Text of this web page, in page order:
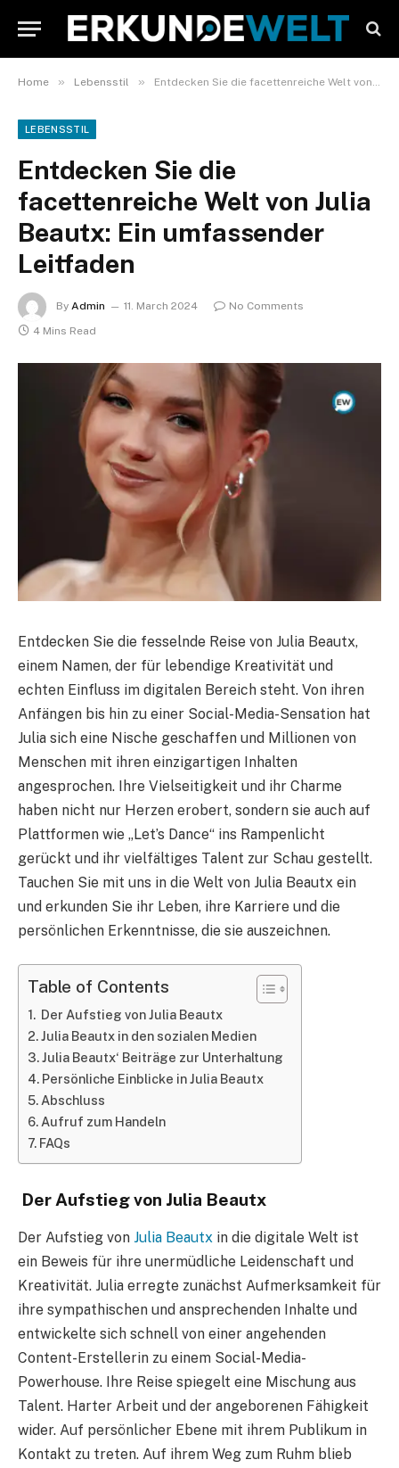
Home » Lebensstil » Entdecken Sie die facettenreiche Welt von Julia Beautx: Ein umfassender Leitfaden
LEBENSSTIL
Entdecken Sie die
facettenreiche Welt von Julia
Beautx: Ein umfassender
Leitfaden
By Admin 11. March 2024
No Comments
4 Mins Read
Entdecken Sie die fesselnde Reise von Julia Beautx,
einem Namen, der für lebendige Kreativität und
echten Einfluss im digitalen Bereich steht. Von ihren
Anfängen bis hin zu einer Social-Media-Sensation hat
Julia sich eine Nische geschaffen und Millionen von
Menschen mit ihren einzigartigen Inhalten
angesprochen. Ihre Vielseitigkeit und ihr Charme
haben nicht nur Herzen erobert, sondern sie auch auf
Plattformen wie „Let’s Dance“ ins Rampenlicht
gerückt und ihr vielfältiges Talent zur Schau gestellt.
Tauchen Sie mit uns in die Welt von Julia Beautx ein
und erkunden Sie ihr Leben, ihre Karriere und die
persönlichen Erkenntnisse, die sie auszeichnen.
Table of Contents
Der Aufstieg von Julia Beautx
Julia Beautx in den sozialen Medien
Julia Beautx‘ Beiträge zur Unterhaltung
Persönliche Einblicke in Julia Beautx
Abschluss
Aufruf zum Handeln
FAQs
Der Aufstieg von Julia Beautx
Der Aufstieg von Julia Beautx in die digitale Welt ist
ein Beweis für ihre unermüdliche Leidenschaft und
Kreativität. Julia erregte zunächst Aufmerksamkeit für
ihre sympathischen und ansprechenden Inhalte und
entwickelte sich schnell von einer angehenden
Content-Erstellerin zu einem Social-Media-
Powerhouse. Ihre Reise spiegelt eine Mischung aus
Talent. Harter Arbeit und der angeborenen Fähigkeit
wider. Auf persönlicher Ebene mit ihrem Publikum in
Kontakt zu treten. Auf ihrem Weg zum Ruhm blieb